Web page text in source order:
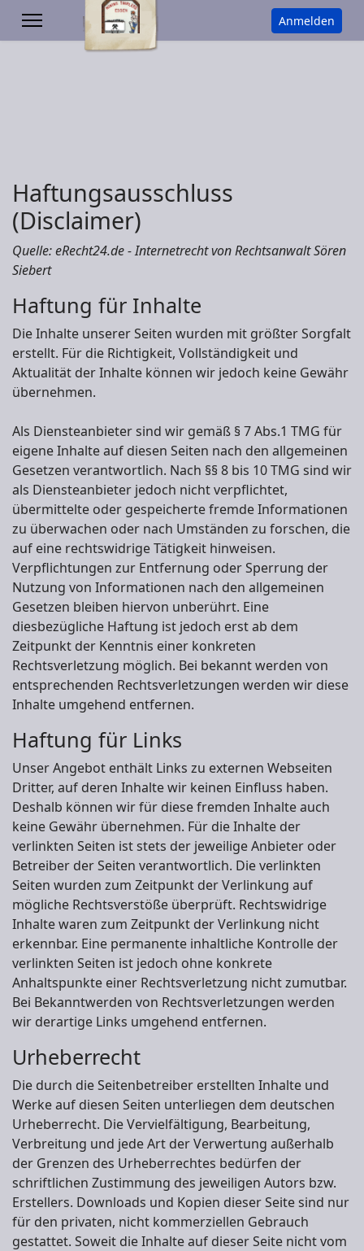
Anmelden
Haftungsausschluss
(Disclaimer)
Quelle: eRecht24.de - Internetrecht von Rechtsanwalt Sören
Siebert
Haftung für Inhalte
Die Inhalte unserer Seiten wurden mit größter Sorgfalt
erstellt. Für die Richtigkeit, Vollständigkeit und
Aktualität der Inhalte können wir jedoch keine Gewähr
übernehmen.
Als Diensteanbieter sind wir gemäß § 7 Abs.1 TMG für
eigene Inhalte auf diesen Seiten nach den allgemeinen
Gesetzen verantwortlich. Nach §§ 8 bis 10 TMG sind wir
als Diensteanbieter jedoch nicht verpflichtet,
übermittelte oder gespeicherte fremde Informationen
zu überwachen oder nach Umständen zu forschen, die
auf eine rechtswidrige Tätigkeit hinweisen.
Verpflichtungen zur Entfernung oder Sperrung der
Nutzung von Informationen nach den allgemeinen
Gesetzen bleiben hiervon unberührt. Eine
diesbezügliche Haftung ist jedoch erst ab dem
Zeitpunkt der Kenntnis einer konkreten
Rechtsverletzung möglich. Bei bekannt werden von
entsprechenden Rechtsverletzungen werden wir diese
Inhalte umgehend entfernen.
Haftung für Links
Unser Angebot enthält Links zu externen Webseiten
Dritter, auf deren Inhalte wir keinen Einfluss haben.
Deshalb können wir für diese fremden Inhalte auch
keine Gewähr übernehmen. Für die Inhalte der
verlinkten Seiten ist stets der jeweilige Anbieter oder
Betreiber der Seiten verantwortlich. Die verlinkten
Seiten wurden zum Zeitpunkt der Verlinkung auf
mögliche Rechtsverstöße überprüft. Rechtswidrige
Inhalte waren zum Zeitpunkt der Verlinkung nicht
erkennbar. Eine permanente inhaltliche Kontrolle der
verlinkten Seiten ist jedoch ohne konkrete
Anhaltspunkte einer Rechtsverletzung nicht zumutbar.
Bei Bekanntwerden von Rechtsverletzungen werden
wir derartige Links umgehend entfernen.
Urheberrecht
Die durch die Seitenbetreiber erstellten Inhalte und
Werke auf diesen Seiten unterliegen dem deutschen
Urheberrecht. Die Vervielfältigung, Bearbeitung,
Verbreitung und jede Art der Verwertung außerhalb
der Grenzen des Urheberrechtes bedürfen der
schriftlichen Zustimmung des jeweiligen Autors bzw.
Erstellers. Downloads und Kopien dieser Seite sind nur
für den privaten, nicht kommerziellen Gebrauch
gestattet. Soweit die Inhalte auf dieser Seite nicht vom